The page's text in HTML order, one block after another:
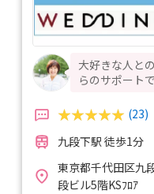
大好きな人と
らのサポート
(23)
九段下駅 徒歩1分
東京都千代田区九
段ビル5階KSﾌﾛｱ